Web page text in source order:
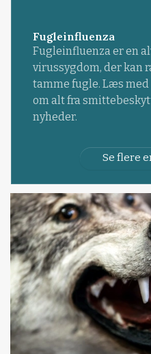
Fugleinfluenza
Fugleinfluenza er en
virussygdom, der kan
tamme fugle. Læs
om alt fra
nyheder.
Se flere